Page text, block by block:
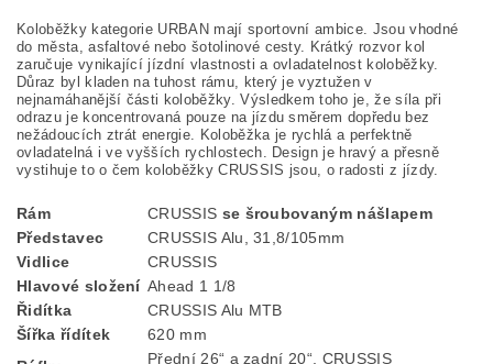
Koloběžky kategorie URBAN mají sportovní ambice. Jsou vhodné
do města, asfaltové nebo šotolinové cesty. Krátký rozvor kol
zaručuje vynikající jízdní vlastnosti a ovladatelnost koloběžky.
Důraz byl kladen na tuhost rámu, který je vyztužen v
nejnamáhanější části koloběžky. Výsledkem toho je, že síla při
odrazu je koncentrovaná pouze na jízdu směrem dopředu bez
nežádoucích ztrát energie. Koloběžka je rychlá a perfektně
ovladatelná i ve vyšších rychlostech. Design je hravý a přesně
vystihuje to o čem koloběžky CRUSSIS jsou, o radosti z jízdy.
Rám CRUSSIS se šroubovaným nášlapem
Představec
CRUSSIS Alu, 31,8/105mm
Vidlice
CRUSSIS
Hlavové složení Ahead 1 1/8
Řidítka
CRUSSIS Alu MTB
Šířka řídítek
620 mm
Přední 26“ a zadní 20“, CRUSSIS